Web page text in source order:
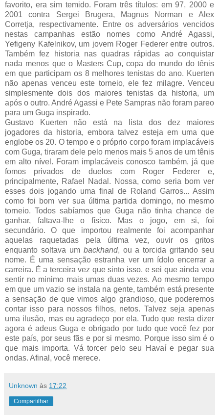
favorito, era sim temido. Foram três títulos: em 97, 2000 e
2001 contra Sergei Brugera, Magnus Norman e Alex
Corretja, respectivamente. Entre os adversários vencidos
nestas campanhas estão nomes como André Agassi,
Yefigeny Kafelnikov, um jovem Roger Federer entre outros.
Também fez historia nas quadras rápidas ao conquistar
nada menos que o Masters Cup, copa do mundo do tênis
em que participam os 8 melhores tenistas do ano. Kuerten
não apenas venceu este torneio, ele fez milagre. Venceu
simplesmente dois dos maiores tenistas da historia, um
após o outro. André Agassi e Pete Sampras não foram pareo
para um Guga inspirado.
Gustavo Kuerten não está na lista dos dez maiores
jogadores da historia, embora talvez esteja em uma que
englobe os 20. O tempo e o próprio corpo foram implacáveis
com Guga, tiraram dele pelo menos mais 5 anos de um tênis
em alto nível. Foram implacáveis conosco também, já que
fomos privados de duelos com Roger Federer e,
principalmente, Rafael Nadal. Nossa, como seria bom ver
esses dois jogando uma final de Roland Garros... Assim
como foi bom ver sua última partida domingo, no mesmo
torneio. Todos sabíamos que Guga não tinha chance de
ganhar, faltava-lhe o físico. Mas o jogo, em si, foi
secundário. O que importou realmente foi acompanhar
aquelas raquetadas pela última vez, ouvir os gritos
enquanto soltava um backhand, ou a torcida gritando seu
nome. É uma sensação estranha ver um ídolo encerrar a
carreira. É a terceira vez que sinto isso, e sei que ainda vou
sentir no minimo mais umas duas vezes. Ao mesmo tempo
em que um vazio se instala na gente, também está presente
a sensação de que vimos algo grandioso, que poderemos
contar isso para nossos filhos, netos. Talvez seja apenas
uma ilusão, mas eu agradeço por ela. Tudo que resta dizer
agora é adeus Guga e obrigado por tudo que você fez por
este país, por seus fãs e por si mesmo. Porque isso sim é o
que mais importa. Vá torcer pelo seu Havaí e pegar sua
ondas. Afinal, você merece.
Unknown às 17:22
Compartilhar